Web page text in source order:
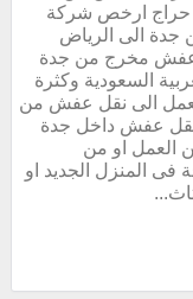
حراج ارخص شركة
الى الرياض
مخرج من جدة
السعودية وكثرة
الى نقل عفش من
بنقل عفش داخل جدة
العمل او من
فى المنزل الجديد او